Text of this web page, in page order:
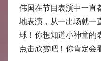
中
心
伟国在节目表演中一直
地表演，从一出场就一
球！你想知道小神童的
点击欣赏吧！你肯定会